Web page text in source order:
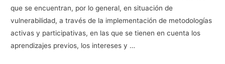
que se encuentran, por lo general, en situación de
vulnerabilidad, a través de la implementación de metodologías
activas y participativas, en las que se tienen en cuenta los
aprendizajes previos, los intereses y …